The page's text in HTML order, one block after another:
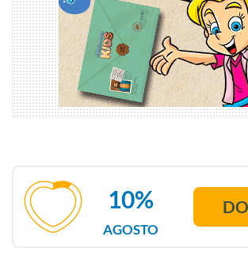
AGOSTO
10%